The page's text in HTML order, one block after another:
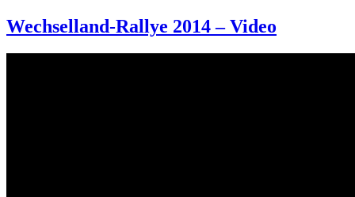
Wechselland-Rallye 2014 – Video